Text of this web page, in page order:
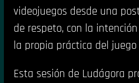
videojuegos desde una
de respeto, con la
la propia práctica del
Esta sesión de Ludágora